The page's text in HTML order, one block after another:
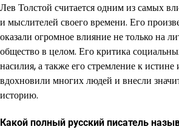
Лев Толстой считается одним из самых
и мыслителей своего времени. Его
оказали огромное влияние не только на
общество в целом. Его критика
насилия, а также его стремление к истине
вдохновили многих людей и внесли
историю.
Какой полный русский писатель